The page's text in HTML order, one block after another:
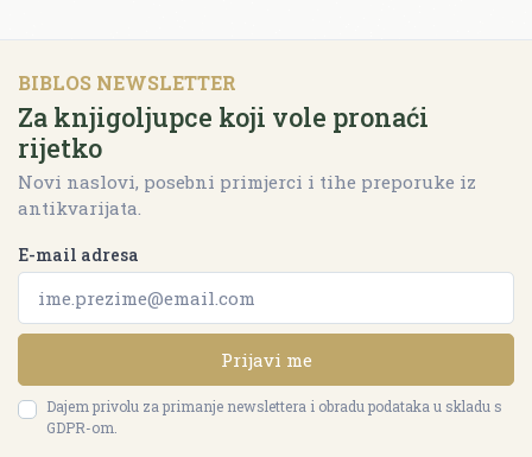
BIBLOS NEWSLETTER
Za knjigoljupce koji vole pronaći
rijetko
Novi naslovi, posebni primjerci i tihe preporuke iz
antikvarijata.
E-mail adresa
Prijavi me
Dajem privolu za primanje newslettera i obradu podataka u skladu s
GDPR-om.